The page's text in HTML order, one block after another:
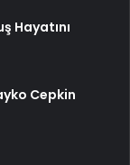
Hayatını
Cepkin